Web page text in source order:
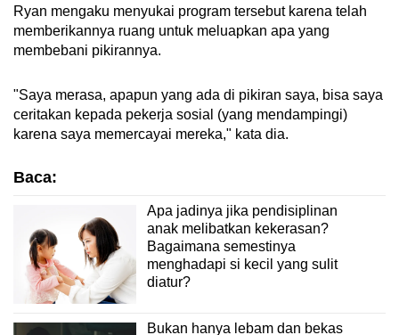
Ryan mengaku menyukai program tersebut karena telah
memberikannya ruang untuk meluapkan apa yang
membebani pikirannya.
"Saya merasa, apapun yang ada di pikiran saya, bisa saya
ceritakan kepada pekerja sosial (yang mendampingi)
karena saya memercayai mereka," kata dia.
Baca:
Apa jadinya jika pendisiplinan
anak melibatkan kekerasan?
Bagaimana semestinya
menghadapi si kecil yang sulit
diatur?
Bukan hanya lebam dan bekas